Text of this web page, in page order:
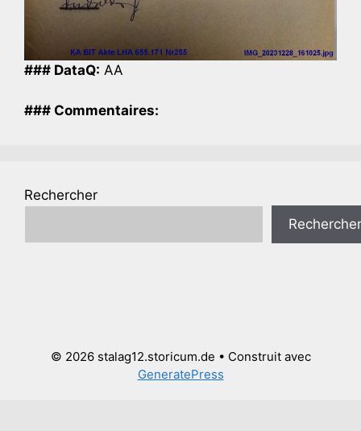
### DataQ: AA
### Commentaires:
Rechercher
Rechercher
© 2026 stalag12.storicum.de • Construit avec
GeneratePress